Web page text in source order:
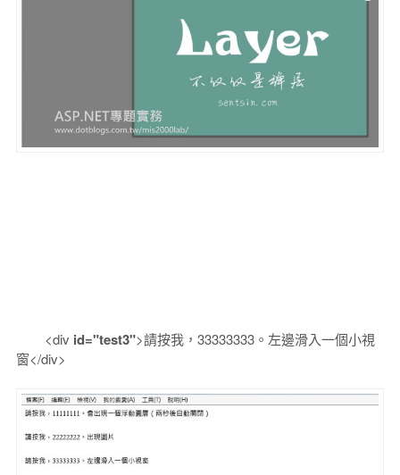
<div id="test3">請按我，33333333。左邊滑入一個小視
窗</div>